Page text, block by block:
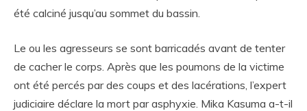
été calciné jusqu’au sommet du bassin.
Le ou les agresseurs se sont barricadés avant de tenter
de cacher le corps. Après que les poumons de la victime
ont été percés par des coups et des lacérations, l’expert
judiciaire déclare la mort par asphyxie. Mika Kasuma a-t-il